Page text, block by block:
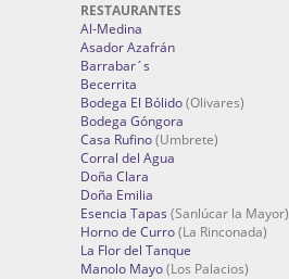
RESTAURANTES
Al-Medina
Asador Azafrán
Barrabar´s
Becerrita
Bodega El Bólido(Olivares)
Bodega Góngora
Casa Rufino(Umbrete)
Corral del Agua
Doña Clara
Doña Emilia
Esencia Tapas (Sanlúcar la Mayor)
Horno de Curro(La Rinconada)
La Flor del Tanque
Manolo Mayo(Los Palacios)